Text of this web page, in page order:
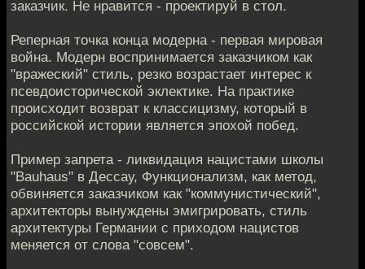
заказчик. Не нравится - проектируй в стол.
Реперная точка конца модерна - первая мировая
война. Модерн воспринимается заказчиком как
"вражеский" стиль, резко возрастает интерес к
псевдоисторической эклектике. На практике
происходит возврат к классицизму, который в
российской истории является эпохой побед.
Пример запрета - ликвидация нацистами школы
"Bauhaus" в Дессау, Функционализм, как метод,
обвиняется заказчиком как "коммунистический",
архитекторы вынуждены эмигрировать, стиль
архитектуры Германии с приходом нацистов
меняется от слова "совсем".